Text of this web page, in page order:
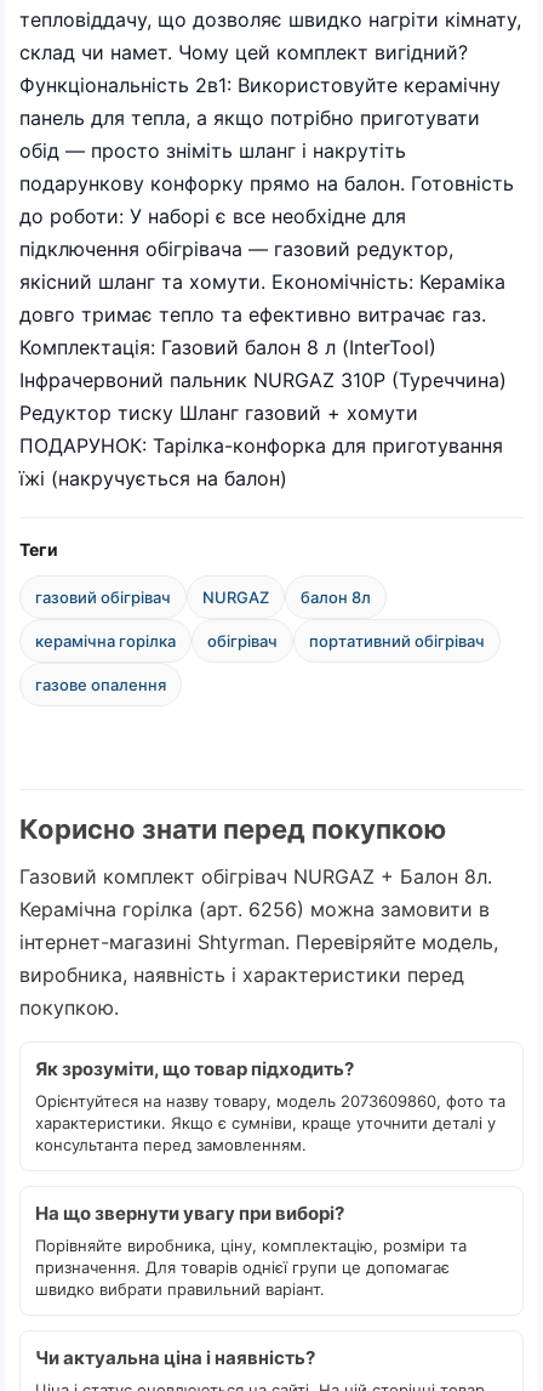
тепловіддачу, що дозволяє швидко нагріти кімнату,
склад чи намет. Чому цей комплект вигідний?
Функціональність 2в1: Використовуйте керамічну
панель для тепла, а якщо потрібно приготувати
обід — просто зніміть шланг і накрутіть
подарункову конфорку прямо на балон. Готовність
до роботи: У наборі є все необхідне для
підключення обігрівача — газовий редуктор,
якісний шланг та хомути. Економічність: Кераміка
довго тримає тепло та ефективно витрачає газ.
Комплектація: Газовий балон 8 л (InterTool)
Інфрачервоний пальник NURGAZ 310P (Туреччина)
Редуктор тиску Шланг газовий + хомути
ПОДАРУНОК: Тарілка-конфорка для приготування
їжі (накручується на балон)
Теги
газовий обігрівач NURGAZ балон 8л
керамічна горілка обігрівач портативний обігрівач
газове опалення
Корисно знати перед покупкою
Газовий комплект обігрівач NURGAZ + Балон 8л.
Керамічна горілка (арт. 6256) можна замовити в
інтернет-магазині Shtyrman. Перевіряйте модель,
виробника, наявність і характеристики перед
покупкою.
Як зрозуміти, що товар підходить?
Орієнтуйтеся на назву товару, модель 2073609860, фото та
характеристики. Якщо є сумніви, краще уточнити деталі у
консультанта перед замовленням.
На що звернути увагу при виборі?
Порівняйте виробника, ціну, комплектацію, розміри та
призначення. Для товарів однієї групи це допомагає
швидко вибрати правильний варіант.
Чи актуальна ціна і наявність?